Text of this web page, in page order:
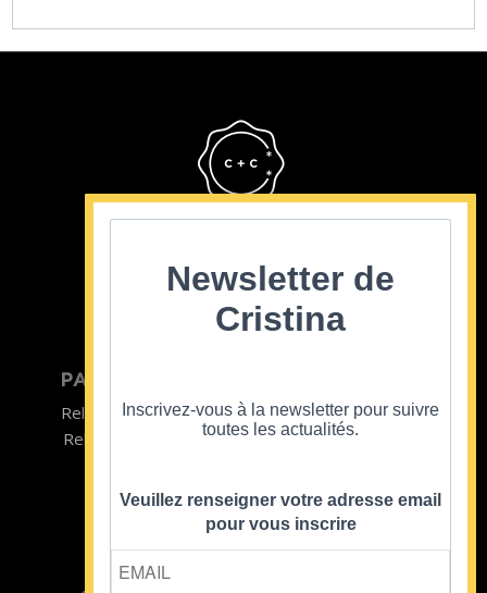
PARTICULIER
Relooking homme
Relooking femme
Team Building
Formations
Newsletter de
Cristina
Inscrivez-vous à la newsletter pour suivre
toutes les actualités.
Veuillez renseigner votre adresse email
pour vous inscrire